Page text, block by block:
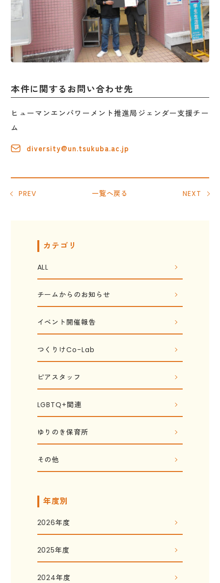
本件に関するお問い合わせ先
ヒューマンエンパワーメント推進局ジェンダー支援チー
ム
diversity@un.tsukuba.ac.jp
PREV 一覧へ戻る NEXT
カテゴリ
ALL
チームからのお知らせ
イベント開催報告
つくりけCo-Lab
ピアスタッフ
LGBTQ+関連
ゆりのき保育所
その他
年度別
2026年度
2025年度
2024年度